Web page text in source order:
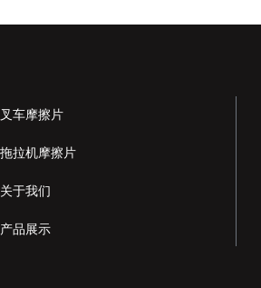
叉车摩擦片
拖拉机摩擦片
关于我们
产品展示